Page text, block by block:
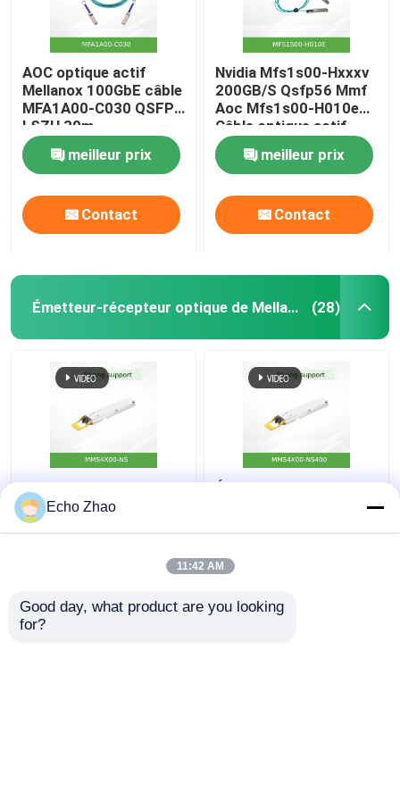
AOC optique actif
Mellanox 100GbE câble
MFA1A00-C030 QSFP
LSZH 30m
meilleur prix
Contact
Nvidia Mfs1s00-Hxxxv
200GB/S Qsfp56 Mmf
Aoc Mfs1s00-H010e
Câble optique actif,
jusqu'à 200 Gbps, de
Qsfp56 à Qsfp56
meilleur prix
Contact
Émetteur-récepteur optique de Mellanox (28)
MMS4X00-Ns 800gbps
Twin-Port Osfp
2X400GB/S Monomode
Émetteurs-récepteurs
OSFP monomodes DR4
(980-9I31N-00NM00)
400 Go/s
Echo Zhao
11:42 AM
Good day, what product are you looking
for?